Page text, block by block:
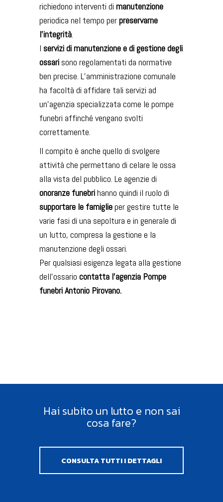
richiedono interventi di manutenzione
periodica nel tempo perpreservarne
l’integrità.
I servizi di manutenzione e di gestione degli
ossari sono regolamentati da normative
ben precise. L’amministrazione comunale
ha facoltà di affidare tali servizi ad
un’agenzia specializzata come le pompe
funebri affinché vengano svolti
correttamente.
Il compito è anche quello di svolgere
attività che permettano di celare le ossa
alla vista del pubblico. Le agenzie di
onoranze funebrihanno quindi il ruolo di
supportare le famiglieper gestire tutte le
varie fasi di una sepoltura e in generale di
un lutto, compresa la gestione e la
manutenzione degli ossari.
Per qualsiasi esigenza legata alla gestione
dell’ossario contatta l’agenzia Pompe
funebri Antonio Pirovano.
Hai subito un lutto e non sai
cosa fare?
CONSULTA TUTTI I DETTAGLI